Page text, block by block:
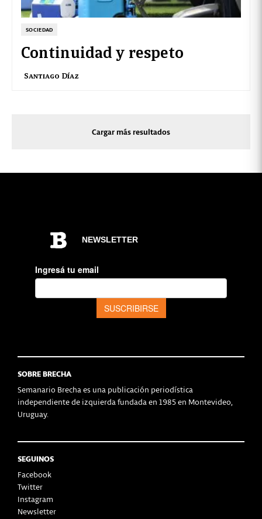
SOCIEDAD
Continuidad y respeto
Santiago Díaz
Cargar más resultados
SOBRE BRECHA
Semanario Brecha es una publicación periodística
independiente de izquierda fundada en 1985 en Montevideo,
Uruguay.
SEGUINOS
Facebook
Twitter
Instagram
Newsletter